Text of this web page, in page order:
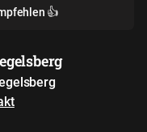
👍